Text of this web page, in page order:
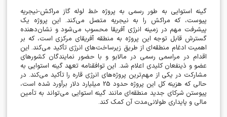
گینه استوایی به طور رسمی به پروژه خط لوله گاز مراکش-نیجریه
پیوست، که مراکش را به نیجریه متصل می‌کند. این پروژه یک
پیشرفت مهم در زمینه انرژی آفریقا محسوب می‌شود و نشان‌دهنده
گسترش قابل توجه این پروژه به منطقه آفریقای مرکزی است، که بر
اهمیت ادغام منطقه‌ای از طریق زیرساخت‌های انرژی تأکید می‌کند. این
اقدام در مراسمی رسمی در مالابو و با حضور نمایندگان کشورهای
عضو و ذینفعان کلیدی اعلام شد. این توافقنامه تعهد گینه استوایی به
مشارکت در یکی از مهم‌ترین پروژه‌های انرژی قاره را تأکید می‌کند. در
حالی که هزینه کل این پروژه حدود 25 میلیارد دلار برآورد شده است،
پیوستن شرکای جدید منطقه‌ای مانند گینه استوایی می‌تواند به تأمین
مالی و پایداری طولانی‌مدت آن کمک کند.